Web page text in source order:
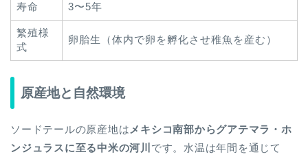
寿命 3〜5年
繁殖様
式
卵胎生（体内で卵を孵化させ稚魚を産む）
原産地と自然環境
ソードテールの原産地は メキシコ南部からグアテマラ・ホ
ンジュラスに至る中米の河川 です。水温は年間を通じて